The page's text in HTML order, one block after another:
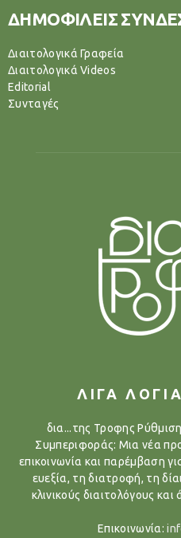
ΔΗΜΟΦΙΛΕΙΣ
Διαιτολογικά Γραφεία
Διαιτολογικά Videos
Editorial
Συνταγές
ΛΙΓΑ
δια...της Τροφης
Συμπεριφοράς: Μια νέα
επικοινωνία και παρέμβαση
ευεξία, τη διατροφή, τη
κλινικούς διαιτολόγους
Επικοινωνία: